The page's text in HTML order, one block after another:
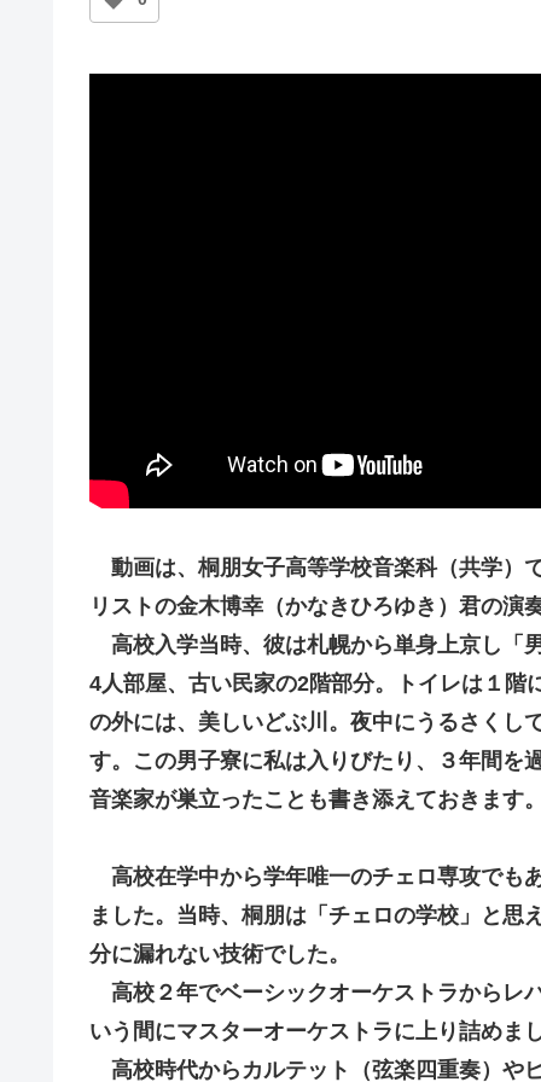
動画は、桐朋女子高等学校音楽科（共学）
リストの金木博幸（かなきひろゆき）君の演
高校入学当時、彼は札幌から単身上京し「
4人部屋、古い民家の2階部分。トイレは１
の外には、美しいどぶ川。夜中にうるさくし
す。この男子寮に私は入りびたり、３年間を
音楽家が巣立ったことも書き添えておきます
高校在学中から学年唯一のチェロ専攻でも
ました。当時、桐朋は「チェロの学校」と思
分に漏れない技術でした。
高校２年でベーシックオーケストラからレ
いう間にマスターオーケストラに上り詰めま
高校時代からカルテット（弦楽四重奏）や